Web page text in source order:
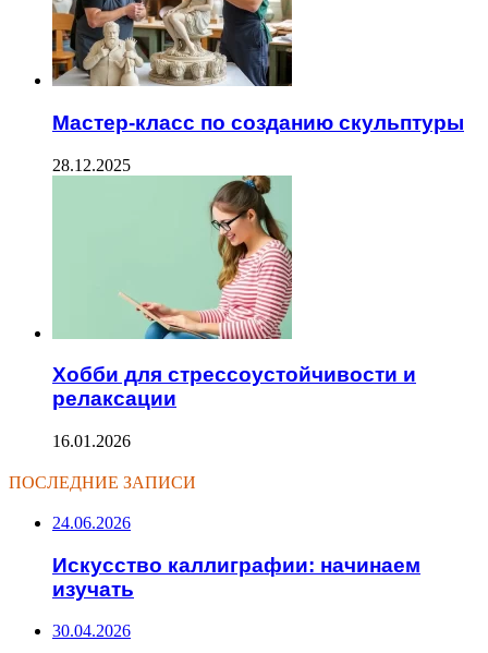
Мастер-класс по созданию скульптуры
28.12.2025
Хобби для стрессоустойчивости и
релаксации
16.01.2026
ПОСЛЕДНИЕ ЗАПИСИ
24.06.2026
Искусство каллиграфии: начинаем
изучать
30.04.2026